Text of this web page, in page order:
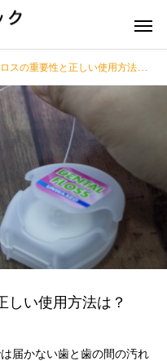
歯周病治
コラム
歯の健康を維持するた
食事と栄養のポイント
スの重要性と正しい使用方法は？
しい使用方法は？
届かない歯と歯の間の汚れ